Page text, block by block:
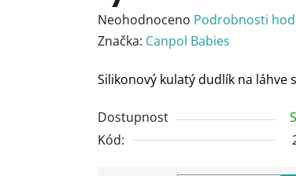
Průměrné
hodnocení
je
z
5
Neohodnoceno Podrobnosti
Značka: Canpol Babies
Silikonový kulatý dudlík na láhve
Dostupnost
Kód: